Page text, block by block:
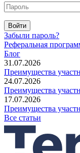
Войти
Забыли пароль?
Реферальная
Блог
31.07.2026
Преимущества
24.07.2026
Преимущества
17.07.2026
Преимущества
Все статьи